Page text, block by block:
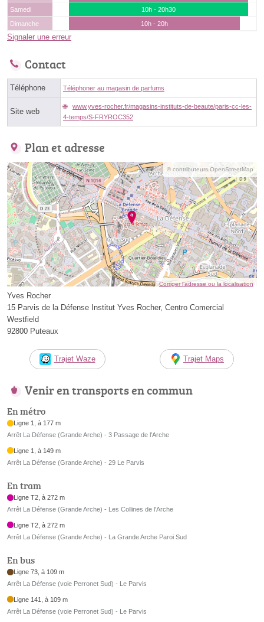
Samedi
10h - 20h30
Dimanche
10h - 20h
Signaler une erreur
Contact
Téléphone Téléphoner au magasin de parfums
Site web
www.yves-rocher.fr/magasins-instituts-de-beaute/paris-cc-les-
4-temps/S-FRYROC352
Plan et adresse
© contributeurs OpenStreetMap
Corriger l’adresse ou la localisation
Yves Rocher
15 Parvis de la Défense Institut Yves Rocher, Centro Comercial
Westfield
92800 Puteaux
Trajet Waze Trajet Maps
Venir en transports en commun
En métro
Ligne 1, à 177 m
Arrêt La Défense (Grande Arche) - 3 Passage de l'Arche
Ligne 1, à 149 m
Arrêt La Défense (Grande Arche) - 29 Le Parvis
En tram
Ligne T2, à 272 m
Arrêt La Défense (Grande Arche) - Les Collines de l'Arche
Ligne T2, à 272 m
Arrêt La Défense (Grande Arche) - La Grande Arche Paroi Sud
En bus
Ligne 73, à 109 m
Arrêt La Défense (voie Perronet Sud) - Le Parvis
Ligne 141, à 109 m
Arrêt La Défense (voie Perronet Sud) - Le Parvis